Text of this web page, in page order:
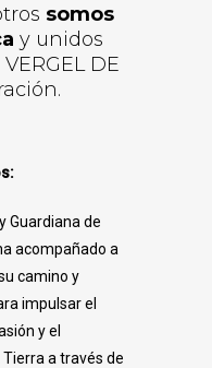
somos
y unidos
DE
Guardiana de
acompañado a
camino y
impulsar el
y el
a través de